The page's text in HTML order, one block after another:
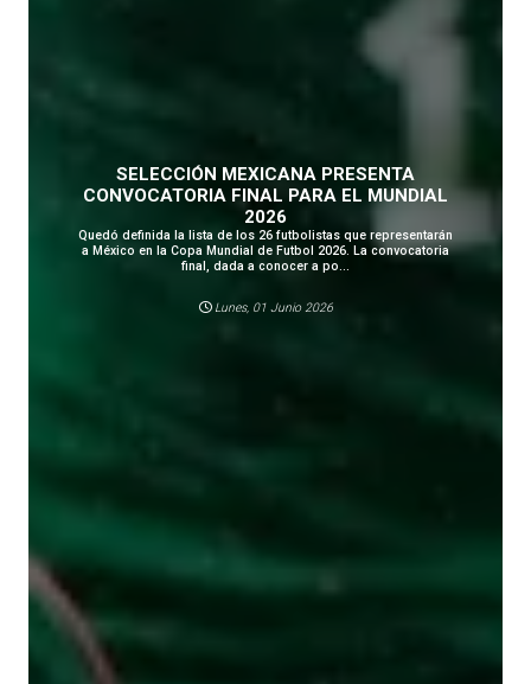
SELECCIÓN MEXICANA PRESENTA
CONVOCATORIA FINAL PARA EL MUNDIAL
2026
Quedó definida la lista de los 26 futbolistas que representarán
a México en la Copa Mundial de Futbol 2026. La convocatoria
final, dada a conocer a po...
Lunes, 01 Junio 2026